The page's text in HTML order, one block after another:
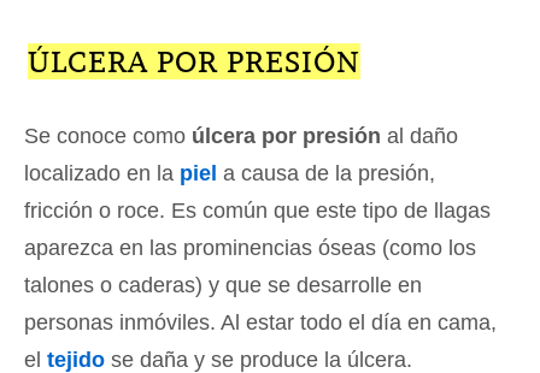
ÚLCERA POR PRESIÓN
Se conoce como úlcera por presión al daño
localizado en la piel a causa de la presión,
fricción o roce. Es común que este tipo de llagas
aparezca en las prominencias óseas (como los
talones o caderas) y que se desarrolle en
personas inmóviles. Al estar todo el día en cama,
el tejido se daña y se produce la úlcera.